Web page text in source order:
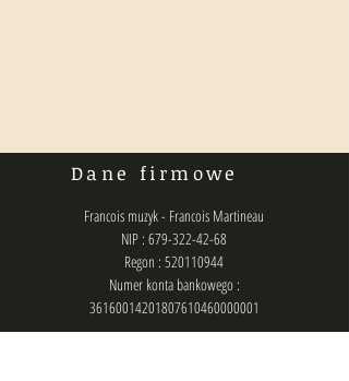
Dane firmowe
Francois muzyk - Francois Martineau
NIP : 679-322-42-68
Regon : 520110944
Numer konta bankowego :
36160014201807610460000001